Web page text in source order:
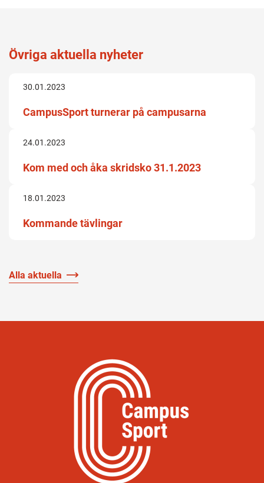
Övriga aktuella nyheter
30.01.2023
CampusSport turnerar på campusarna
24.01.2023
Kom med och åka skridsko 31.1.2023
18.01.2023
Kommande tävlingar
Alla aktuella